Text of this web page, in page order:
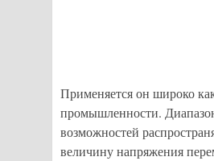
Применяется он широко
промышленности.
возможностей
величину напряжения